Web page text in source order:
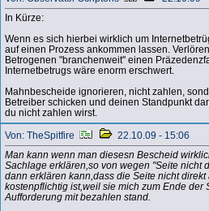
In Kürze:
Wenn es sich hierbei wirklich um
auf einen Prozess ankommen lassen.
Betrogenen "branchenweit" einen
Internetbetrugs wäre enorm erschwert.
Mahnbescheide ignorieren, nicht zahlen,
Betreiber schicken und deinen Standpunkt
du nicht zahlen wirst.
Von: TheSpitfire
22.10.09 - 15:06
Man kann wenn man diesesn Bescheid
Sachlage erklären,so von wegen "Seite nicht
dann erklären kann,dass die Seite nicht
kostenpflichtig ist,weil sie mich zum Ende der
Aufforderung mit bezahlen stand.